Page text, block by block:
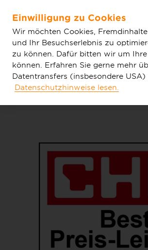
Zum Hauptinhalt springen
Tarife & Produkte
Einwilligung zu Cookies
Wir möchten Cookies,
und Ihr Besuchserlebnis zu
zu können. Dafür bitten wir um
können. Erfahren Sie gerne mehr
Datentransfers (insbesondere USA)
Datenschutzhinweise lesen.